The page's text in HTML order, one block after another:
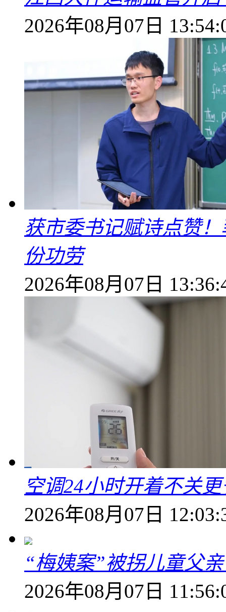
2026年08月07日
获市委书记赋诗点赞
份功劳
2026年08月07日
空调24小时开着不关
2026年08月07日
“梅姨案”被拐儿童父
2026年08月07日